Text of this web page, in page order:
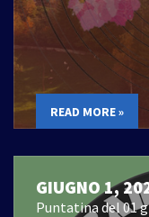
READ MORE »
GIUGNO 1,
Puntatina del 01